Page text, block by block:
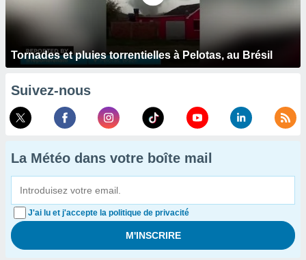
Tornades et pluies torrentielles à Pelotas, au Brésil
Suivez-nous
La Météo dans votre boîte mail
J'ai lu et j'accepte la politique de privacité